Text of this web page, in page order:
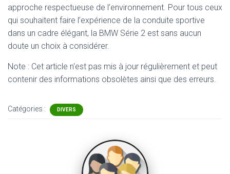
approche respectueuse de l’environnement. Pour tous ceux
qui souhaitent faire l’expérience de la conduite sportive
dans un cadre élégant, la BMW Série 2 est sans aucun
doute un choix à considérer.
Note : Cet article n'est pas mis à jour régulièrement et peut
contenir des informations obsolètes ainsi que des erreurs.
Catégories : DIVERS